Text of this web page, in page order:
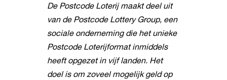
De Postcode Loterij maakt deel uit
van de Postcode Lottery Group, een
sociale onderneming die het unieke
Postcode Loterijformat inmiddels
heeft opgezet in vijf landen. Het
doel is om zoveel mogelijk geld op